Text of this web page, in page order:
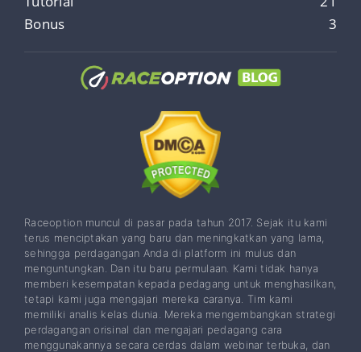
Bonus
3
Raceoption muncul di pasar pada tahun 2017. Sejak itu kami
terus menciptakan yang baru dan meningkatkan yang lama,
sehingga perdagangan Anda di platform ini mulus dan
menguntungkan. Dan itu baru permulaan. Kami tidak hanya
memberi kesempatan kepada pedagang untuk menghasilkan,
tetapi kami juga mengajari mereka caranya. Tim kami
memiliki analis kelas dunia. Mereka mengembangkan strategi
perdagangan orisinal dan mengajari pedagang cara
menggunakannya secara cerdas dalam webinar terbuka, dan